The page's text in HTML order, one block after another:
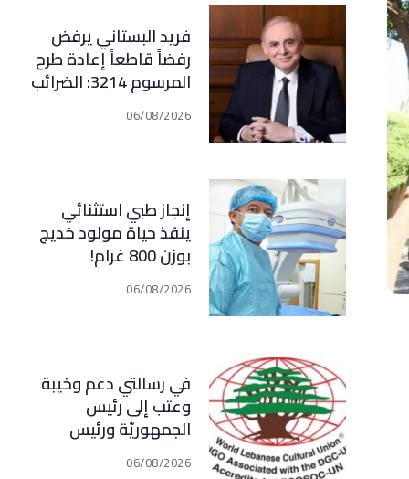
فريد البستاني يرفض
رفضاً قاطعاً إعادة طرح
المرسوم 3214: الضرائب
الجديدة تعرقل التعافي
الاقتصادي وتناقض
06/08/2026
إنجاز طبي استثنائي
ينقذ حياة مولود خديج
بوزن 800 غرام!
06/08/2026
في رسالتي دعم وخيبة
وعتب إلى رئيس
الجمهوريّة ورئيس
مجلس الوزراء .. رئيس
06/08/2026